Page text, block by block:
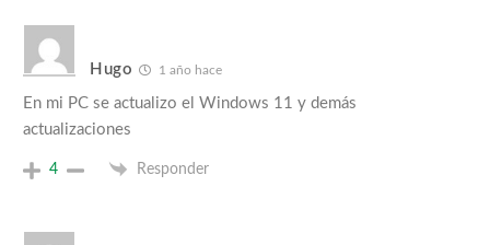
Hugo 1 año hace
En mi PC se actualizo el Windows 11 y demás
actualizaciones
4 Responder